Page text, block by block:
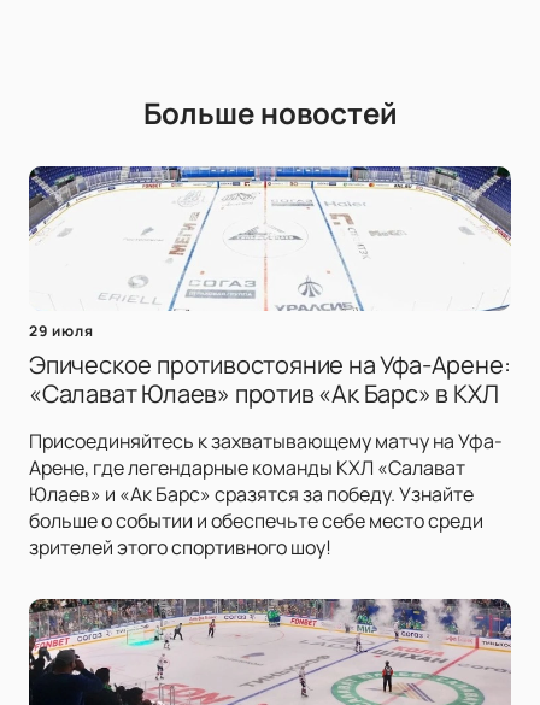
Больше новостей
29 июля
Эпическое противостояние на Уфа-Арене:
«Салават Юлаев» против «Ак Барс» в КХЛ
Присоединяйтесь к захватывающему матчу на Уфа-
Арене, где легендарные команды КХЛ «Салават
Юлаев» и «Ак Барс» сразятся за победу. Узнайте
больше о событии и обеспечьте себе место среди
зрителей этого спортивного шоу!